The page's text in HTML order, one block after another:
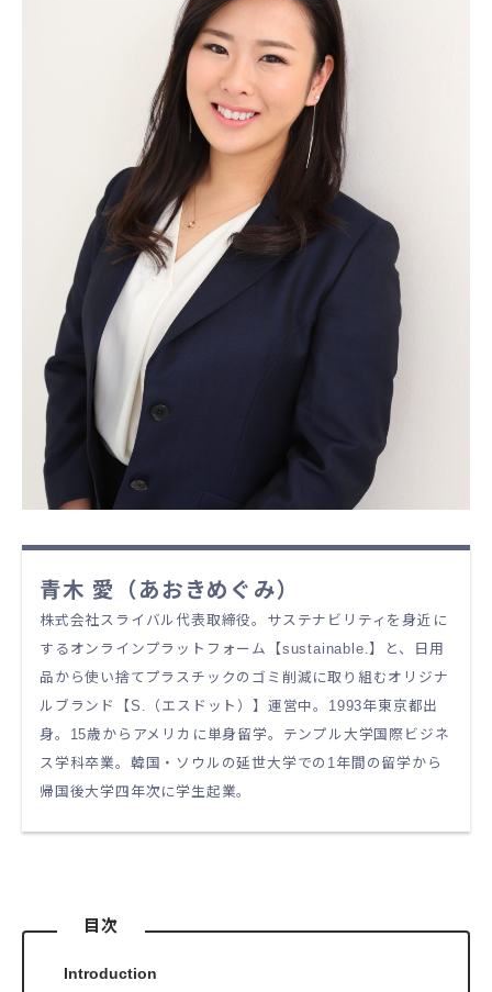
青木 愛（あおきめぐみ）
株式会社スライバル代表取締役。サステナビリティを身近に
するオンラインプラットフォーム【sustainable.】と、日用
品から使い捨てプラスチックのゴミ削減に取り組むオリジナ
ルブランド【S.（エスドット）】運営中。1993年東京都出
身。15歳からアメリカに単身留学。テンプル大学国際ビジネ
ス学科卒業。韓国・ソウルの延世大学での1年間の留学から
帰国後大学四年次に学生起業。
目次
Introduction